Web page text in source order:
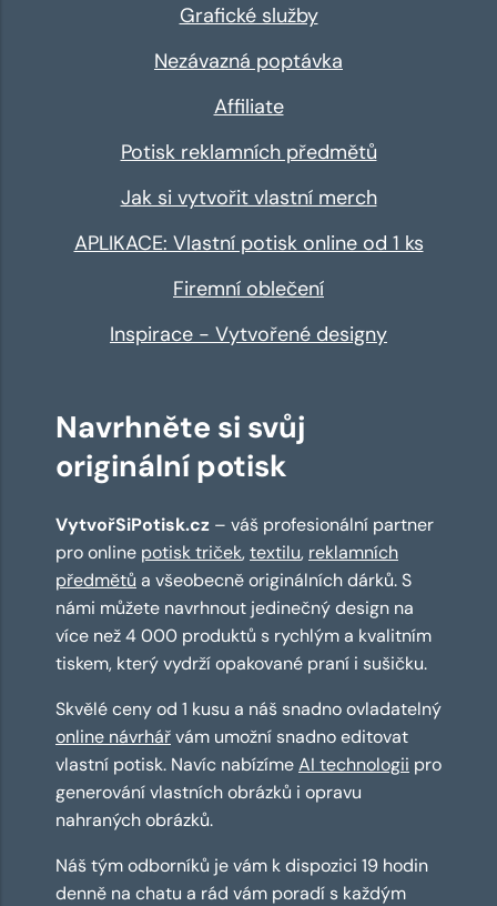
Grafické služby
Nezávazná poptávka
Affiliate
Potisk reklamních předmětů
Jak si vytvořit vlastní merch
APLIKACE: Vlastní potisk online od 1 ks
Firemní oblečení
Inspirace - Vytvořené designy
Navrhněte si svůj
originální potisk
VytvořSiPotisk.cz – váš profesionální partner
pro online potisk triček,textilu, reklamních
předmětů a všeobecně originálních dárků. S
námi můžete navrhnout jedinečný design na
více než 4 000 produktů s rychlým a kvalitním
tiskem, který vydrží opakované praní i sušičku.
Skvělé ceny od 1 kusu a náš snadno ovladatelný
online návrhářvám umožní snadno editovat
vlastní potisk. Navíc nabízímeAI technologii pro
generování vlastních obrázků i opravu
nahraných obrázků.
Náš tým odborníků je vám k dispozici 19 hodin
denně na chatu a rád vám poradí s každým